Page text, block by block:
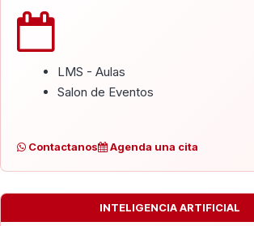
LMS - Aulas
Salon de Eventos
Contactanos Agenda una cita
INTELIGENCIA ARTIFICIAL